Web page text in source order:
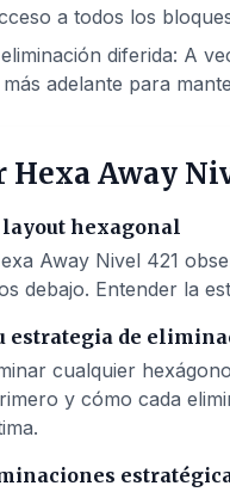
a todos los
diferida: A
adelante para
Hexa Away
layout hexagonal
Away Nivel 421
debajo. Entender la
estrategia de
cualquier
y cómo cada